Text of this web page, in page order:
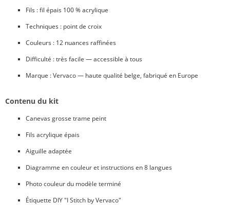
Fils : fil épais 100 % acrylique
Techniques : point de croix
Couleurs : 12 nuances raffinées
Difficulté : très facile — accessible à tous
Marque : Vervaco — haute qualité belge, fabriqué en Europe
Contenu du kit
Canevas grosse trame peint
Fils acrylique épais
Aiguille adaptée
Diagramme en couleur et instructions en 8 langues
Photo couleur du modèle terminé
Étiquette DIY "I Stitch by Vervaco"